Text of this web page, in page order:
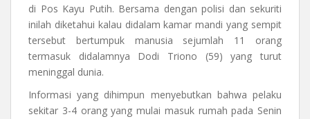
di Pos Kayu Putih. Bersama dengan polisi dan sekuriti
inilah diketahui kalau didalam kamar mandi yang sempit
tersebut bertumpuk manusia sejumlah 11 orang
termasuk didalamnya Dodi Triono (59) yang turut
meninggal dunia.
Informasi yang dihimpun menyebutkan bahwa pelaku
sekitar 3-4 orang yang mulai masuk rumah pada Senin